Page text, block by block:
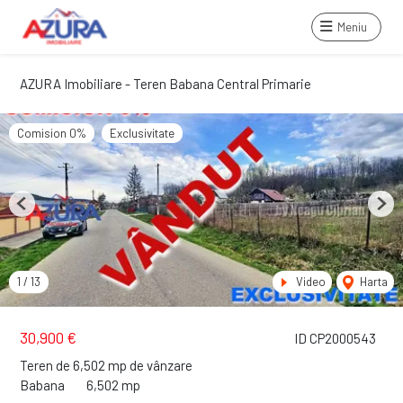
Meniu
AZURA Imobiliare - Teren Babana Central Primarie
ID CP2000543
30,900 €
Teren de 6,502 mp de vânzare
Babana
6,502 mp
Comision 0% Exclusivitate
1 / 13 Video Harta
Previous Next